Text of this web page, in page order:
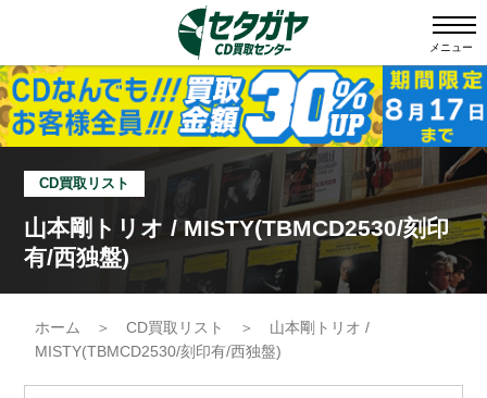
メニュー
CD買取リスト
山本剛トリオ / MISTY(TBMCD2530/刻印
有/西独盤)
ホーム ＞ CD買取リスト ＞
山本剛トリオ /
MISTY(TBMCD2530/刻印有/西独盤)